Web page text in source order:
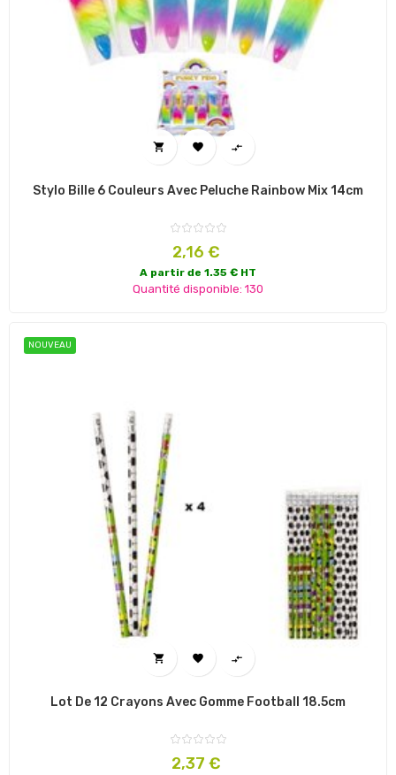
  
Stylo Bille 6 Couleurs Avec Peluche Rainbow Mix 14cm
Prix
2,16 €
A partir de 1.35 € HT
Quantité disponible: 130
NOUVEAU
  
Lot De 12 Crayons Avec Gomme Football 18.5cm
Prix
2,37 €